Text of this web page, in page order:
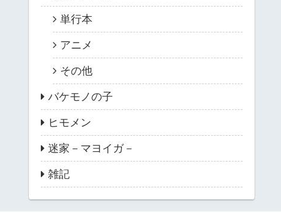
単行本
アニメ
その他
バケモノの子
ヒモメン
迷家－マヨイガ－
雑記